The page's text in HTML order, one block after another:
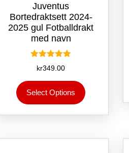
Juventus
Bortedraktsett 2024-
2025 gul Fotballdrakt
med navn
Vurdert
5.00
av 5
kr349.00
Select Options
produktet
flere
Alternativene